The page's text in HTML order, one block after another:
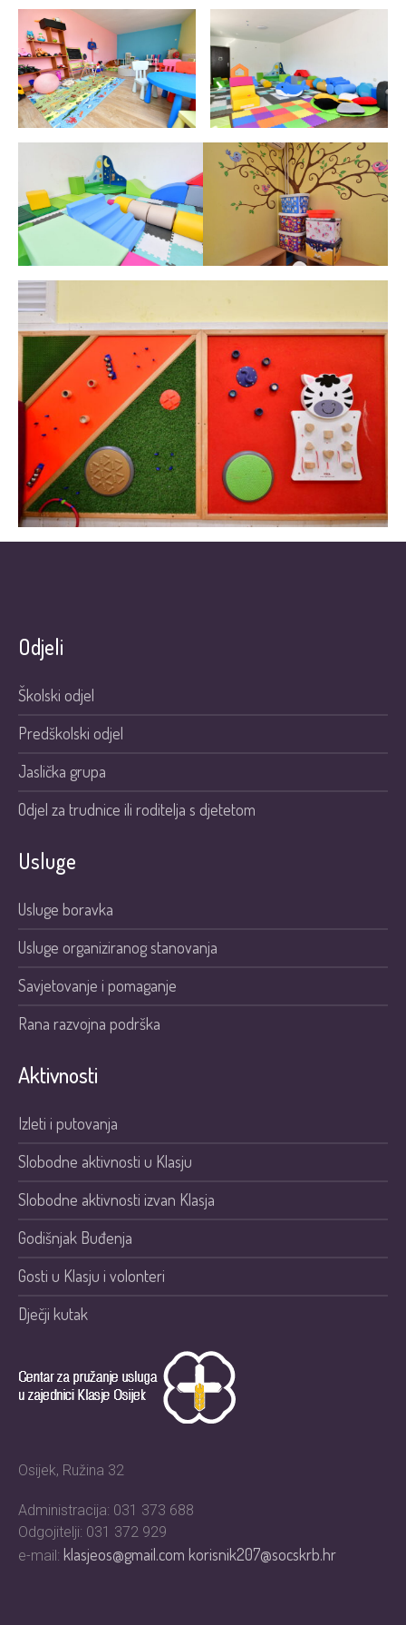
Odjeli
Školski odjel
Predškolski odjel
Jaslička grupa
Odjel za trudnice ili roditelja s djetetom
Usluge
Usluge boravka
Usluge organiziranog stanovanja
Savjetovanje i pomaganje
Rana razvojna podrška
Aktivnosti
Izleti i putovanja
Slobodne aktivnosti u Klasju
Slobodne aktivnosti izvan Klasja
Godišnjak Buđenja
Gosti u Klasju i volonteri
Dječji kutak
Osijek, Ružina 32
Administracija: 031 373 688
Odgojitelji: 031 372 929
e-mail: klasjeos@gmail.comkorisnik207@socskrb.hr